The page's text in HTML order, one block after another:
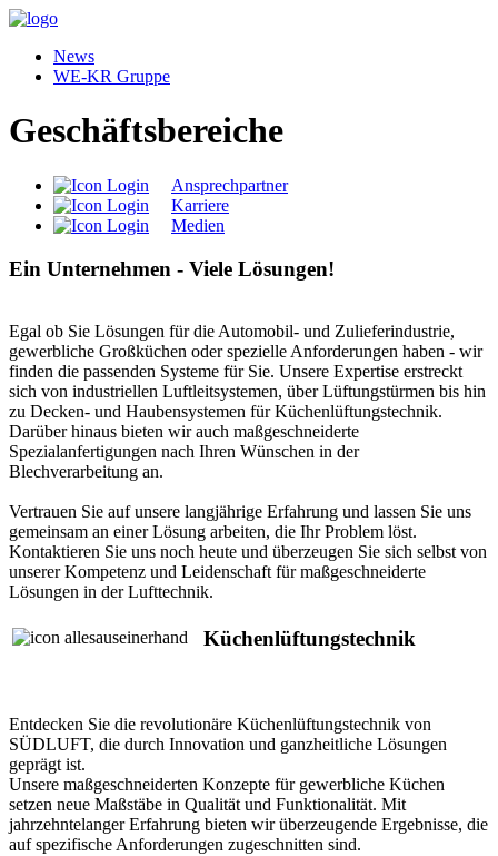
News
WE-KR Gruppe
Geschäftsbereiche
Ansprechpartner
Karriere
Medien
Ein Unternehmen - Viele Lösungen!
Egal ob Sie Lösungen für die Automobil- und Zulieferindustrie,
gewerbliche Großküchen oder spezielle Anforderungen haben - wir
finden die passenden Systeme für Sie. Unsere Expertise erstreckt
sich von industriellen Luftleitsystemen, über Lüftungstürmen bis hin
zu Decken- und Haubensystemen für Küchenlüftungstechnik.
Darüber hinaus bieten wir auch maßgeschneiderte
Spezialanfertigungen nach Ihren Wünschen in der
Blechverarbeitung an.
Vertrauen Sie auf unsere langjährige Erfahrung und lassen Sie uns
gemeinsam an einer Lösung arbeiten, die Ihr Problem löst.
Kontaktieren Sie uns noch heute und überzeugen Sie sich selbst von
unserer Kompetenz und Leidenschaft für maßgeschneiderte
Lösungen in der Lufttechnik.
Küchenlüftungstechnik
Entdecken Sie die revolutionäre Küchenlüftungstechnik von
SÜDLUFT, die durch Innovation und ganzheitliche Lösungen
geprägt ist.
Unsere maßgeschneiderten Konzepte für gewerbliche Küchen
setzen neue Maßstäbe in Qualität und Funktionalität. Mit
jahrzehntelanger Erfahrung bieten wir überzeugende Ergebnisse, die
auf spezifische Anforderungen zugeschnitten sind.